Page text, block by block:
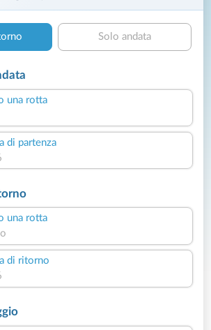
Solo andata
una rotta
di partenza
una rotta
di ritorno